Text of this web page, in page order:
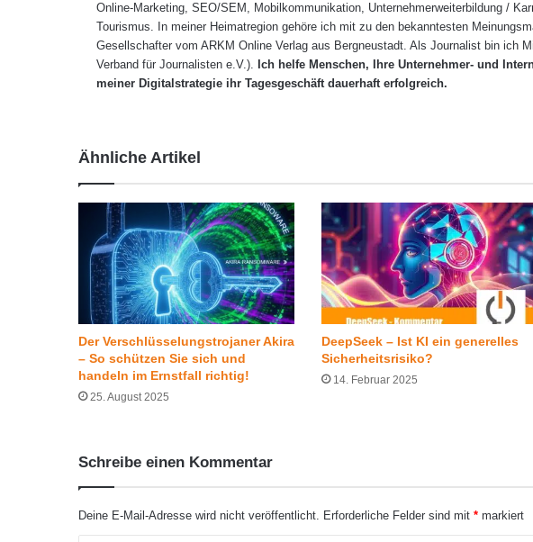
Online-Marketing, SEO/SEM, Mobilkommunikation, Unternehmerweiterbildung /
Tourismus. In meiner Heimatregion gehöre ich mit zu den bekanntesten
Gesellschafter vom ARKM Online Verlag aus Bergneustadt. Als Journalist bin ich
Verband für Journalisten e.V.). Ich helfe Menschen, Ihre Unternehmer- und
meiner Digitalstrategie ihr Tagesgeschäft dauerhaft erfolgreich.
Ähnliche Artikel
Der Verschlüsselungstrojaner Akira
– So schützen Sie sich und
handeln im Ernstfall richtig!
25. August 2025
DeepSeek – Ist KI ein generelles
Sicherheitsrisiko?
14. Februar 2025
Schreibe einen Kommentar
Deine E-Mail-Adresse wird nicht veröffentlicht. Erforderliche Felder sind mit * markiert